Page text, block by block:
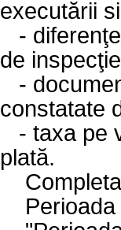
executării
-
de
-
constatate
- taxa pe
plată.